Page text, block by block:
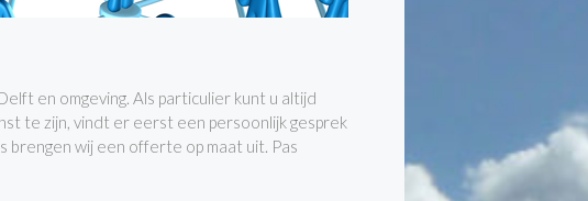
en omgeving. Als particulier kunt u altijd
te zijn, vindt er eerst een persoonlijk gesprek
brengen wij een offerte op maat uit. Pas